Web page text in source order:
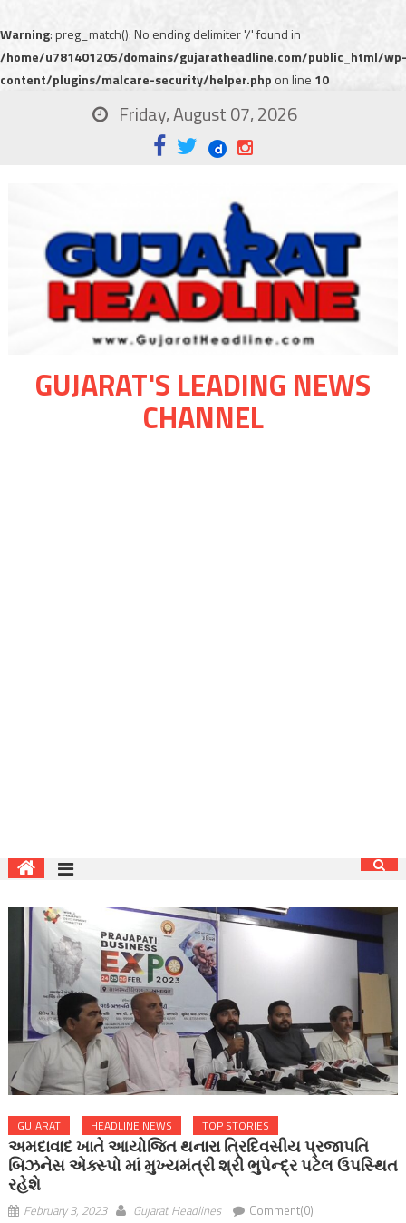
Warning: preg_match(): No ending delimiter '/' found in
/home/u781401205/domains/gujaratheadline.com/public_html/wp-
content/plugins/malcare-security/helper.php on line 10
Friday, August 07, 2026
GUJARAT'S LEADING NEWS
CHANNEL
GUJARAT HEADLINE NEWS TOP STORIES
અમદાવાદ ખાતે આયોજિત થનારા ત્રિદિવસીય પ્રજાપતિ
બિઝનેસ એક્સ્પો માં મુખ્યમંત્રી શ્રી ભુપેન્દ્ર પટેલ ઉપસ્થિત
રહેશે
February 3, 2023 Gujarat Headlines Comment(0)